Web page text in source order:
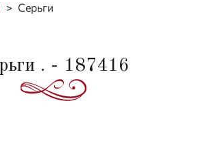
> Серьги
. - 187416